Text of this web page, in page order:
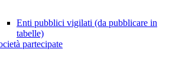
Enti pubblici vigilati (da pubblicare in
tabelle)
partecipate